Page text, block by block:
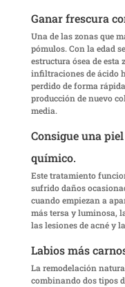
Ganar frescura
Una de las zonas que
pómulos. Con la edad
estructura ósea de esta
infiltraciones de ácido
perdido de forma
producción de nuevo
media.
Consigue una
químico.
Este tratamiento
sufrido daños
cuando empiezan a
más tersa y luminosa,
las lesiones de acné y
Labios más
La remodelación
combinando dos tipos